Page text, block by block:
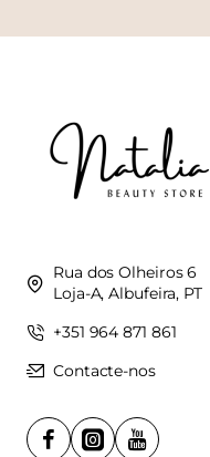
Rua dos Olheiros 6
Loja-A, Albufeira, PT
+351 964 871 861
Contacte-nos